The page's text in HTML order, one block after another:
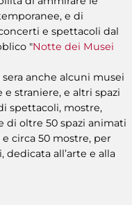
e di
e spettacoli dal
"Notte dei Musei
anche alcuni musei
straniere, e altri spazi
spettacoli, mostre,
di oltre 50 spazi animati
circa 50 mostre, per
all’arte e alla